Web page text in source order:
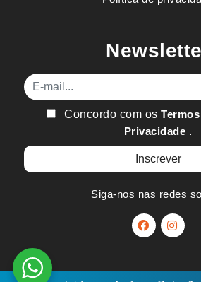
E-mail
Concordo com os
Privacidade .
Siga-nos nas redes